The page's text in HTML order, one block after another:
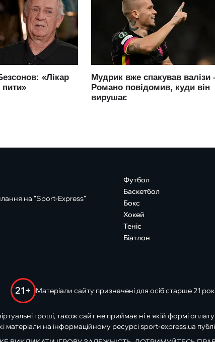
на "Sport-Express"
Футбол
Баскетбол
Бокс
Хокей
Теніс
Біатлон
21+ Матеріали сайту призначені для осіб старше 21
гроші, також сайт не приймає ні в якій формі
матеріали на інформаційному ресурсі sport-express.ua